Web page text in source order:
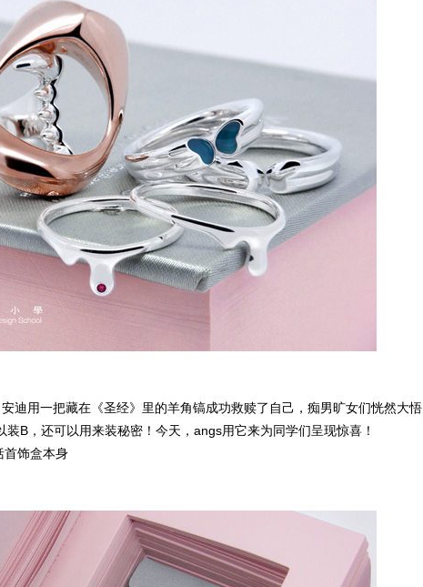
迪用一把藏在《圣经》里的羊角镐成功救赎了自己，痴男旷女们恍然大悟
B，还可以用来装秘密！今天，angs用它来为同学们呈现惊喜！
首饰盒本身